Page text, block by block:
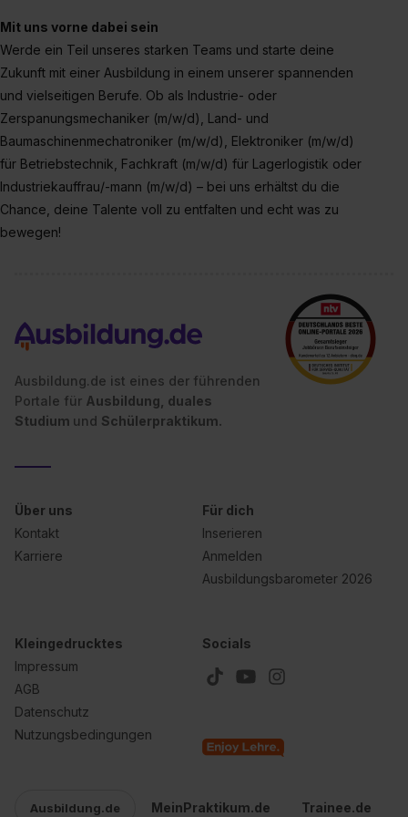
zeigen“. Weitere Informationen: Datenschutzerklärung
Impressum .
Mit uns vorne dabei sein
Werde ein Teil unseres starken Teams und starte deine
Zukunft mit einer Ausbildung in einem unserer spannenden
und vielseitigen Berufe. Ob als Industrie- oder
Zerspanungsmechaniker (m/w/d), Land- und
Baumaschinenmechatroniker (m/w/d), Elektroniker (m/w/d)
für Betriebstechnik, Fachkraft (m/w/d) für Lagerlogistik oder
Industriekauffrau/-mann (m/w/d) – bei uns erhältst du die
Chance, deine Talente voll zu entfalten und echt was zu
bewegen!
Ausbildung.de ist eines der führenden
Portale für Ausbildung, duales
Studium und Schülerpraktikum.
Über uns
Kontakt
Karriere
Für dich
Inserieren
Anmelden
Ausbildungsbarometer 2026
Kleingedrucktes
Impressum
AGB
Datenschutz
Nutzungsbedingungen
Socials
Ausbildung.de MeinPraktikum.de Trainee.de